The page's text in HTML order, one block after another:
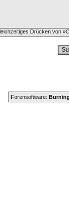
Drücken von
Forensoftware: